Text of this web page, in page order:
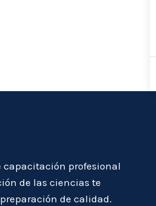
profesional
de las ciencias te
de calidad.